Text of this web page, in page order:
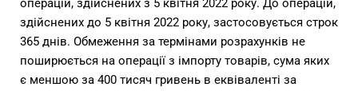
операцій, здійснених з 5 квітня 2022 року. До операцій,
здійснених до 5 квітня 2022 року, застосовується строк
365 днів. Обмеження за термінами розрахунків не
поширюється на операції з імпорту товарів, сума яких
є меншою за 400 тисяч гривень в еквіваленті за